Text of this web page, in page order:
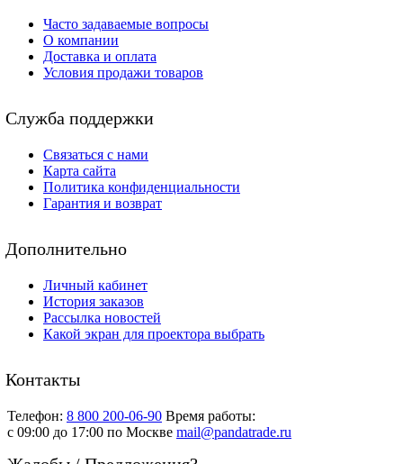
Часто задаваемые вопросы
О компании
Доставка и оплата
Условия продажи товаров
Служба поддержки
Связаться с нами
Карта сайта
Политика конфиденциальности
Гарантия и возврат
Дополнительно
Личный кабинет
История заказов
Рассылка новостей
Какой экран для проектора выбрать
Контакты
Телефон: 8 800 200-06-90 Время работы:
c 09:00 до 17:00 по Москве mail@pandatrade.ru